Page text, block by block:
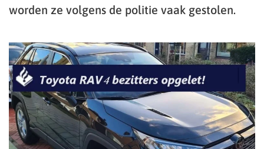
worden ze volgens de politie vaak gestolen.